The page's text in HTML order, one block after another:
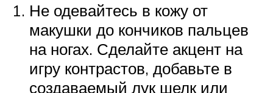
Не одевайтесь в кожу от
макушки до кончиков пальцев
на ногах. Сделайте акцент на
игру контрастов, добавьте в
создаваемый лук шелк или